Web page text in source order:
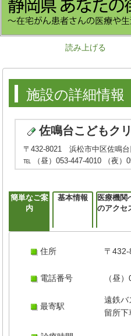
読み上げる
施設の詳細情報
佐鳴台こどもク
〒432-8021 浜松市中区佐鳴台
℡ （昼）053-447-4010 （夜）
簡単なご案
内
基本情報
医療機関
のアクセ
住所 〒
電話番号 （昼
最寄駅
遠鉄
留所